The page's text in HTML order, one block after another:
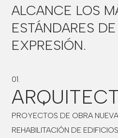
ALCANCE LOS
ESTÁNDARES
EXPRESIÓN.
01.
PROYECTOS DE OBRA
REHABILITACIÓN DE